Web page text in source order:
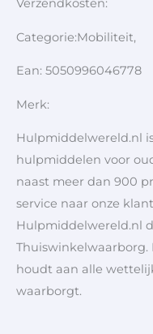
Verzendkosten:
Categorie:Mobiliteit,
Ean: 5050996046778
Merk:
Hulpmiddelwereld.nl
hulpmiddelen voor
naast meer dan 900
service naar onze
Hulpmiddelwereld.nl
houdt aan alle
waarborgt.